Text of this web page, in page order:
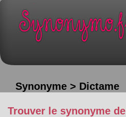
Synonyme > Dictame
Trouver le synonyme de